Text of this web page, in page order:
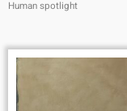
Human spotlight